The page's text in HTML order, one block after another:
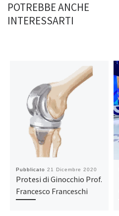
POTREBBE ANCHE
INTERESSARTI
Pubblicato 21 Dicembre 2020
Protesi di Ginocchio Prof.
Francesco Franceschi